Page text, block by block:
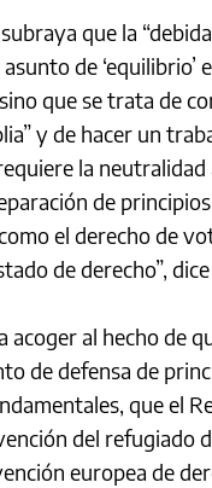
que la
de
que se trata de
y de hacer un
la
de
el derecho de
de derecho”,
acoger al hecho de
de defensa de
que el
del refugiado
europea de